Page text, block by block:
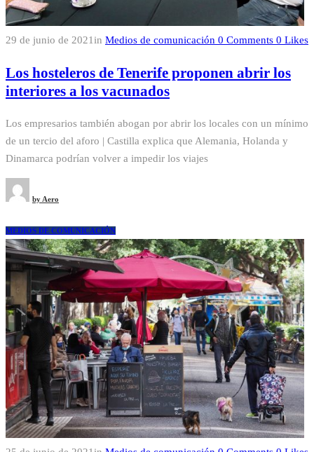
29 de junio de 2021 in Medios de comunicación 0 Comments 0 Likes
Los hosteleros de Tenerife proponen abrir los
interiores a los vacunados
Los empresarios también abogan por abrir los locales con un mínimo
de un tercio del aforo | Castilla explica que Alemania, Holanda y
Dinamarca podrían volver a impedir los viajes
by Aero
MEDIOS DE COMUNICACIÓN